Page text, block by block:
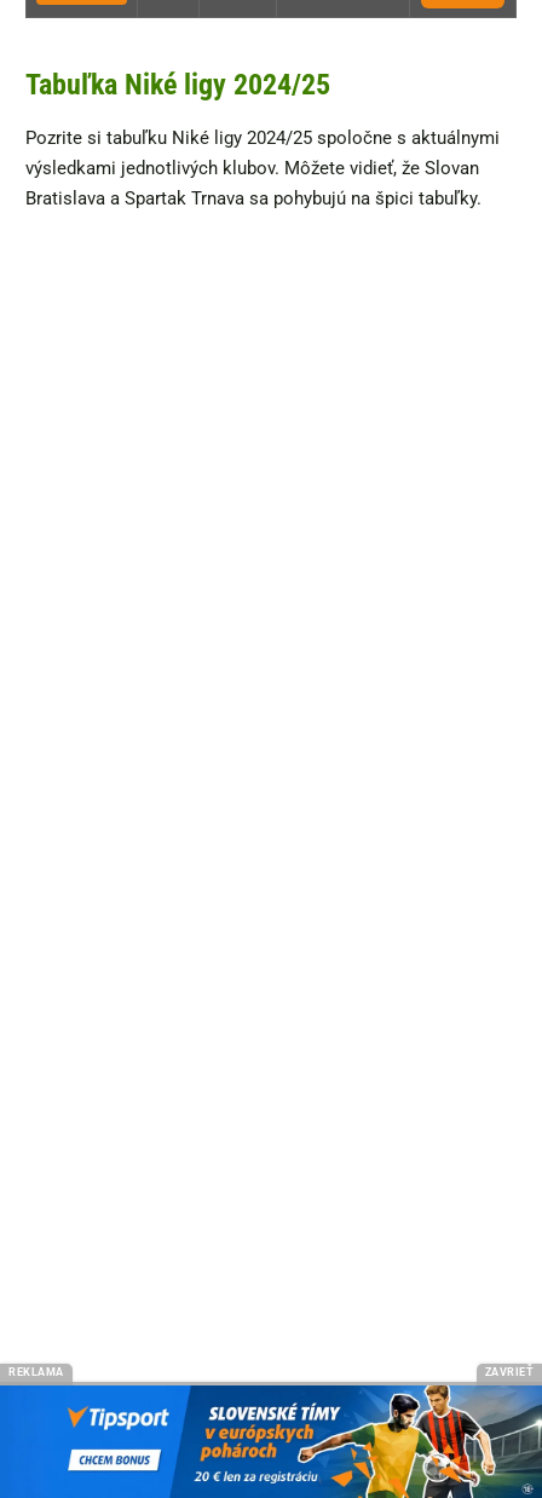
Tabuľka Niké ligy 2024/25
Pozrite si tabuľku Niké ligy 2024/25 spoločne s aktuálnymi
výsledkami jednotlivých klubov. Môžete vidieť, že Slovan
Bratislava a Spartak Trnava sa pohybujú na špici tabuľky.
Tabuľku poskytujeSofaScore.com
REKLAMA ZAVRIEŤ